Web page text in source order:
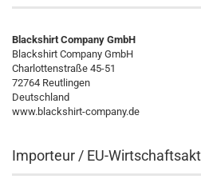
Blackshirt Company GmbH
Blackshirt Company GmbH
Charlottenstraße 45-51
72764 Reutlingen
Deutschland
www.blackshirt-company.de
Importeur / EU-